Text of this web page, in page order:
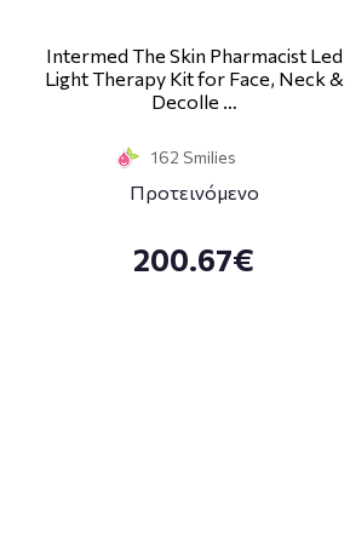
Intermed The Skin Pharmacist Led
Light Therapy Kit for Face, Neck &
Decolle …
162 Smilies
Προτεινόμενο
200.67€